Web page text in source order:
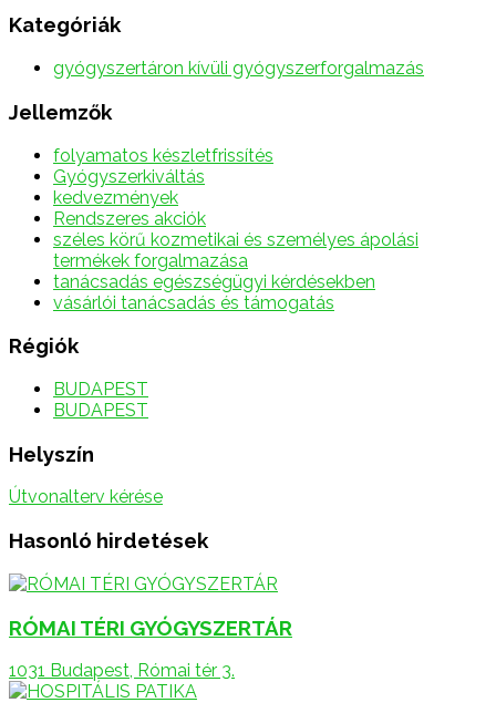
Kategóriák
gyógyszertáron kívüli gyógyszerforgalmazás
Jellemzők
folyamatos készletfrissítés
Gyógyszerkiváltás
kedvezmények
Rendszeres akciók
széles körű kozmetikai és személyes ápolási
termékek forgalmazása
tanácsadás egészségügyi kérdésekben
vásárlói tanácsadás és támogatás
Régiók
BUDAPEST
BUDAPEST
Helyszín
Útvonalterv kérése
Hasonló hirdetések
RÓMAI TÉRI GYÓGYSZERTÁR
1031 Budapest, Római tér 3.